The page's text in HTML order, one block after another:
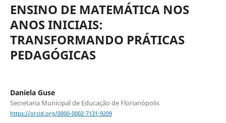
ENSINO DE MATEMÁTICA NOS
ANOS INICIAIS:
TRANSFORMANDO PRÁTICAS
PEDAGÓGICAS
Daniela Guse
Secretaria Municipal de Educação de Florianópolis
https://orcid.org/0000-0002-7131-9209